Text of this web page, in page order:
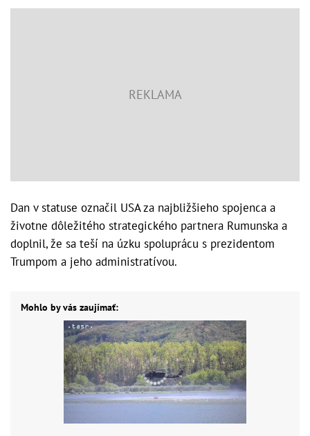
Dan v statuse označil USA za najbližšieho spojenca a
životne dôležitého strategického partnera Rumunska a
doplnil, že sa teší na úzku spoluprácu s prezidentom
Trumpom a jeho administratívou.
Mohlo by vás zaujímať: